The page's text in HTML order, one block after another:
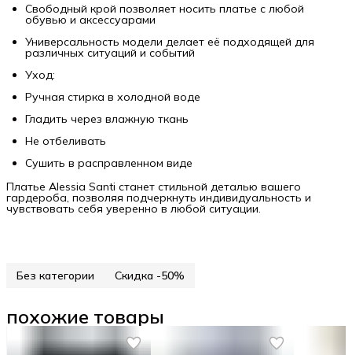
Свободный крой позволяет носить платье с любой
обувью и аксессуарами
Универсальность модели делает её подходящей для
различных ситуаций и событий
Уход:
Ручная стирка в холодной воде
Гладить через влажную ткань
Не отбеливать
Сушить в расправленном виде
Платье Alessia Santi станет стильной деталью вашего
гардероба, позволяя подчеркнуть индивидуальность и
чувствовать себя уверенно в любой ситуации.
Без категории Скидка -50%
похожие товары